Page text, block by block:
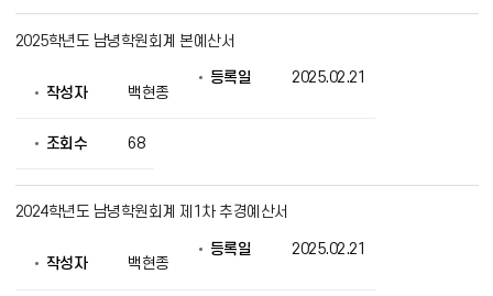
2025학년도 남녕학원회계 본예산서
작성자 백현종
등록일 2025.02.21
조회수 68
2024학년도 남녕학원회계 제1차 추경예산서
작성자 백현종
등록일 2025.02.21